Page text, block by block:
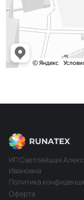
243/2
S248
Св.Бирюза
203/3
ИП Светлейшая
Ивановна
Политика
Оферта